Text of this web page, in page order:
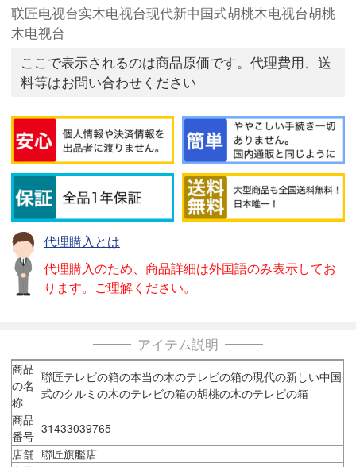
联匠电视台实木电视台现代新中国式胡桃木电视台胡桃
木电视台
ここで表示されるのは商品原価です。代理費用、送
料等はお問い合わせください
代理購入とは
代理購入のため、商品詳細は外国語のみ表示してお
ります。ご理解ください。
アイテム説明
商品
の名
称
聯匠テレビの箱の本当の木のテレビの箱の現代の新しい中国
式のクルミの木のテレビの箱の胡桃の木のテレビの箱
商品
番号 31433039765
店舗 聯匠旗艦店